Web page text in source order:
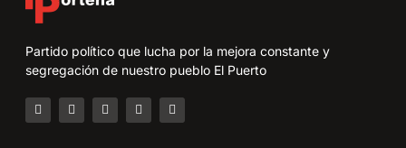
Partido político que lucha por la mejora constante y
segregación de nuestro pueblo El Puerto